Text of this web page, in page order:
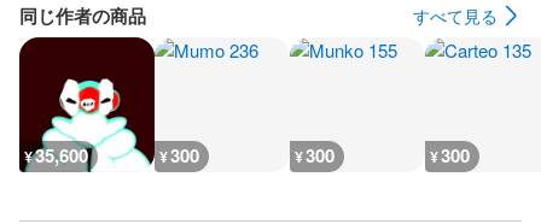
同じ作者の商品 すべて見る
¥35,600 ¥300 ¥300 ¥300